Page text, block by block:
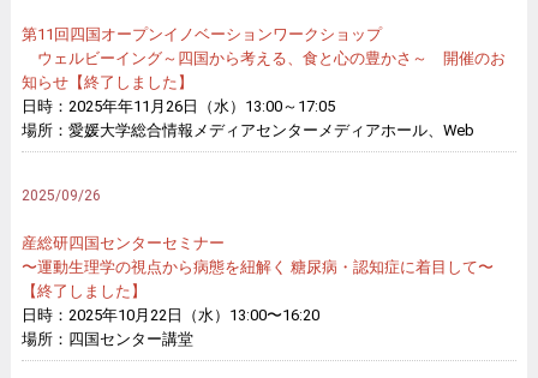
第11回四国オープンイノベーションワークショップ
ウェルビーイング～四国から考える、食と心の豊かさ～ 開催のお
知らせ【終了しました】
日時：2025年年11月26日（水）13:00～17:05
場所：愛媛大学総合情報メディアセンターメディアホール、Web
2025/09/26
産総研四国センターセミナー
〜運動生理学の視点から病態を紐解く 糖尿病・認知症に着目して〜
【終了しました】
日時：2025年10月22日（水）13:00〜16:20
場所：四国センター講堂